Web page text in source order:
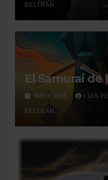
BELTRÁN
El Samurai de
MAY 4, 2025 LUIS
BELTRÁN